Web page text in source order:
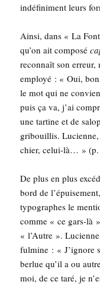
indé­fi­ni­ment leurs
Ain­si, dans « La
qu’on ait com­po­sé
recon­naît son
employé : « Oui,
le mot qui ne
puis ça va, j’ai
une tar­tine et de
gri­bouillis. Lucienne,
chier, celui-là… »
De plus en plus
bord de
typo­graphes le
comme « ce gars-là
« l’Autre ». Lucienne
ful­mine : « J’ignore
ber­lue qu’il a ou
moi, de ce taré, je